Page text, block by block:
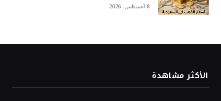
8 أغسطس، 2026
الأكثر مشاهدة